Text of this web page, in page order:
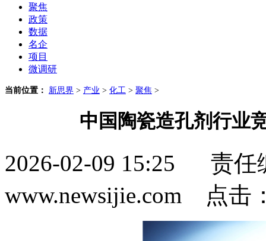
聚焦
政策
数据
名企
项目
微调研
当前位置： 新思界 > 产业 > 化工 > 聚焦 >
中国陶瓷造孔剂行业
2026-02-09 15:25 责
www.newsijie.com 点击